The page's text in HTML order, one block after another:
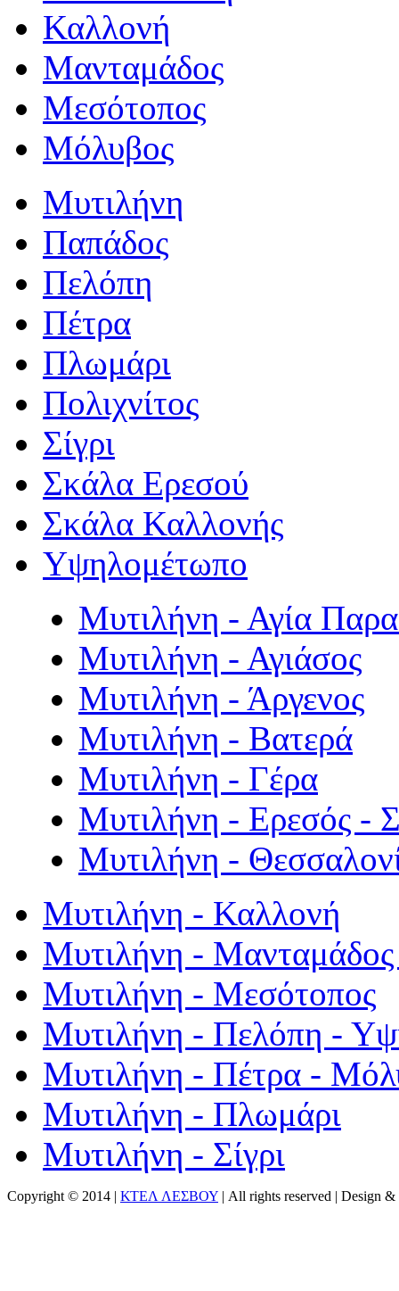
Καλλονή
Μανταμάδος
Μεσότοπος
Μόλυβος
Μυτιλήνη
Παπάδος
Πελόπη
Πέτρα
Πλωμάρι
Πολιχνίτος
Σίγρι
Σκάλα Ερεσού
Σκάλα Καλλονής
Υψηλομέτωπο
Μυτιλήνη - Αγία
Μυτιλήνη - Αγιάσος
Μυτιλήνη - Άργενος
Μυτιλήνη - Βατερά
Μυτιλήνη - Γέρα
Μυτιλήνη - Ερεσός -
Μυτιλήνη -
Μυτιλήνη - Καλλονή
Μυτιλήνη - Μανταμάδος
Μυτιλήνη - Μεσότοπος
Μυτιλήνη - Πελόπη -
Μυτιλήνη - Πέτρα -
Μυτιλήνη - Πλωμάρι
Μυτιλήνη - Σίγρι
Copyright © 2014 | ΚΤΕΛ ΛΕΣΒΟΥ | All rights reserved | Design &